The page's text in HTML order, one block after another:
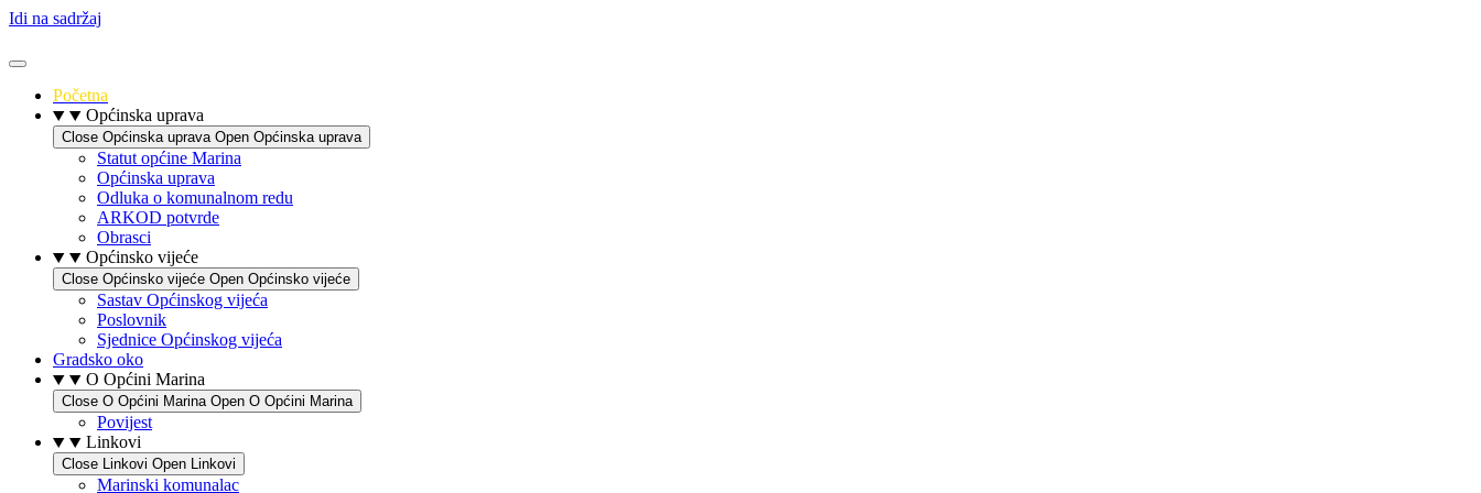
Idi na sadržaj
Početna
Općinska uprava
Close Općinska uprava Open Općinska uprava
Statut općine Marina
Općinska uprava
Odluka o komunalnom redu
ARKOD potvrde
Obrasci
Općinsko vijeće
Close Općinsko vijeće Open Općinsko vijeće
Sastav Općinskog vijeća
Poslovnik
Sjednice Općinskog vijeća
Gradsko oko
O Općini Marina
Close O Općini Marina Open O Općini Marina
Povijest
Linkovi
Close Linkovi Open Linkovi
Marinski komunalac